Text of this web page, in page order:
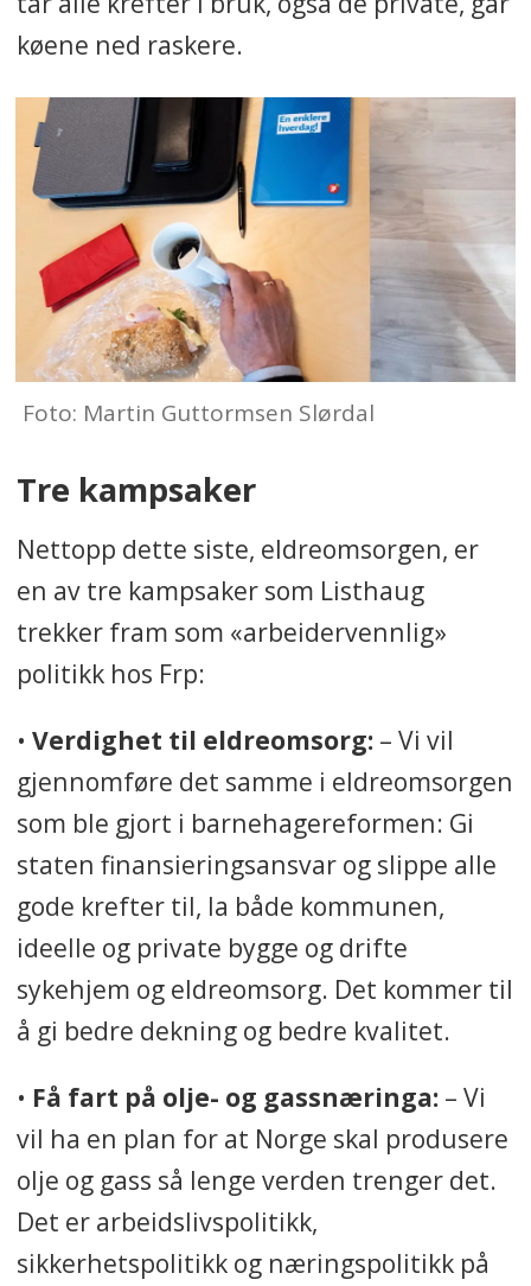
køene ned raskere.
Foto: Martin Guttormsen Slørdal
Tre kampsaker
Nettopp dette siste, eldreomsorgen, er
en av tre kampsaker som Listhaug
trekker fram som «arbeidervennlig»
politikk hos Frp:
• Verdighet til eldreomsorg: – Vi vil
gjennomføre det samme i eldreomsorgen
som ble gjort i barnehagereformen: Gi
staten finansieringsansvar og slippe alle
gode krefter til, la både kommunen,
ideelle og private bygge og drifte
sykehjem og eldreomsorg. Det kommer til
å gi bedre dekning og bedre kvalitet.
• Få fart på olje- og gassnæringa: – Vi
vil ha en plan for at Norge skal produsere
olje og gass så lenge verden trenger det.
Det er arbeidslivspolitikk,
sikkerhetspolitikk og næringspolitikk på